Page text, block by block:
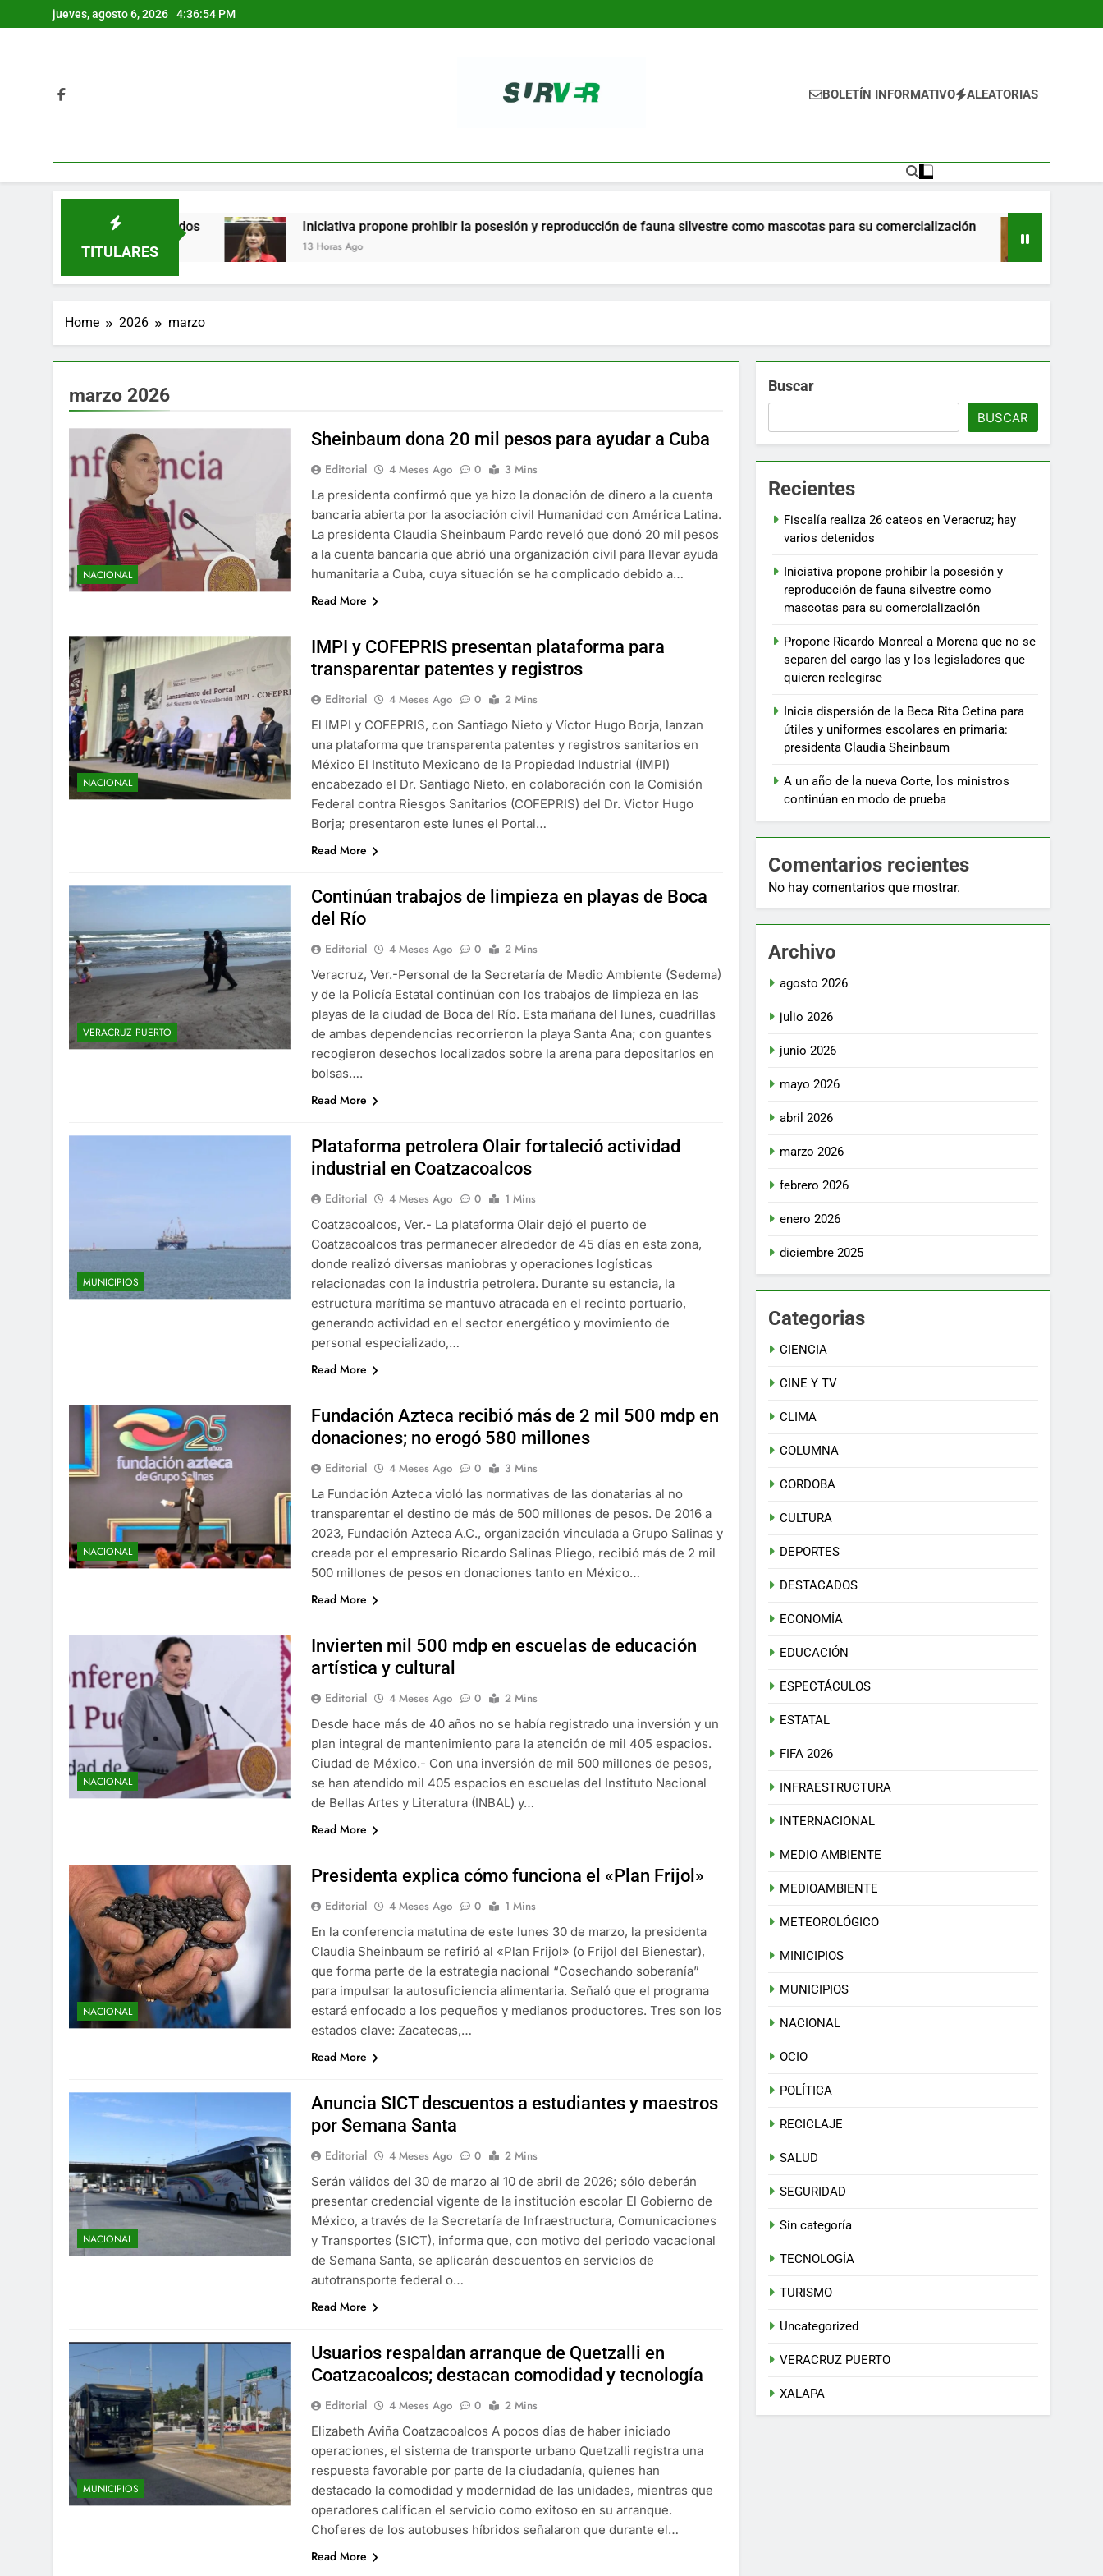
to
jueves, agosto 6, 2026 4:36:55 PM
SURVER
BOLETÍN INFORMATIVO ALEATORIAS
TITULARES
varios detenidos Iniciativa propone prohibir la posesión y reproducción de fauna silvestre como mascotas para su comercialización
13 Horas Ago 13 Horas Ago
Home 2026 marzo
marzo 2026
NACIONAL
Sheinbaum dona 20 mil pesos para ayudar a Cuba
Editorial 4 Meses Ago 0
3 Mins
La presidenta confirmó que ya hizo la donación de dinero a la cuenta
bancaria abierta por la asociación civil Humanidad con América Latina.
La presidenta Claudia Sheinbaum Pardo reveló que donó 20 mil pesos
a la cuenta bancaria que abrió una organización civil para llevar ayuda
humanitaria a Cuba, cuya situación se ha complicado debido a…
Read More
NACIONAL
IMPI y COFEPRIS presentan plataforma para
transparentar patentes y registros
Editorial 4 Meses Ago 0
2 Mins
El IMPI y COFEPRIS, con Santiago Nieto y Víctor Hugo Borja, lanzan
una plataforma que transparenta patentes y registros sanitarios en
México El Instituto Mexicano de la Propiedad Industrial (IMPI)
encabezado el Dr. Santiago Nieto, en colaboración con la Comisión
Federal contra Riesgos Sanitarios (COFEPRIS) del Dr. Victor Hugo
Borja; presentaron este lunes el Portal…
Read More
VERACRUZ PUERTO
Continúan trabajos de limpieza en playas de Boca
del Río
Editorial 4 Meses Ago 0
2 Mins
Veracruz, Ver.-Personal de la Secretaría de Medio Ambiente (Sedema)
y de la Policía Estatal continúan con los trabajos de limpieza en las
playas de la ciudad de Boca del Río. Esta mañana del lunes, cuadrillas
de ambas dependencias recorrieron la playa Santa Ana; con guantes
recogieron desechos localizados sobre la arena para depositarlos en
bolsas….
Read More
MUNICIPIOS
Plataforma petrolera Olair fortaleció actividad
industrial en Coatzacoalcos
Editorial 4 Meses Ago 0
1 Mins
Coatzacoalcos, Ver.- La plataforma Olair dejó el puerto de
Coatzacoalcos tras permanecer alrededor de 45 días en esta zona,
donde realizó diversas maniobras y operaciones logísticas
relacionadas con la industria petrolera. Durante su estancia, la
estructura marítima se mantuvo atracada en el recinto portuario,
generando actividad en el sector energético y movimiento de
personal especializado,…
Read More
NACIONAL
Fundación Azteca recibió más de 2 mil 500 mdp en
donaciones; no erogó 580 millones
Editorial 4 Meses Ago 0
3 Mins
La Fundación Azteca violó las normativas de las donatarias al no
transparentar el destino de más de 500 millones de pesos. De 2016 a
2023, Fundación Azteca A.C., organización vinculada a Grupo Salinas y
creada por el empresario Ricardo Salinas Pliego, recibió más de 2 mil
500 millones de pesos en donaciones tanto en México…
Read More
NACIONAL
Invierten mil 500 mdp en escuelas de educación
artística y cultural
Editorial 4 Meses Ago 0
2 Mins
Desde hace más de 40 años no se había registrado una inversión y un
plan integral de mantenimiento para la atención de mil 405 espacios.
Ciudad de México.- Con una inversión de mil 500 millones de pesos,
se han atendido mil 405 espacios en escuelas del Instituto Nacional
de Bellas Artes y Literatura (INBAL) y…
Read More
NACIONAL
Presidenta explica cómo funciona el «Plan Frijol»
Editorial 4 Meses Ago 0
1 Mins
En la conferencia matutina de este lunes 30 de marzo, la presidenta
Claudia Sheinbaum se refirió al «Plan Frijol» (o Frijol del Bienestar),
que forma parte de la estrategia nacional “Cosechando soberanía”
para impulsar la autosuficiencia alimentaria. Señaló que el programa
estará enfocado a los pequeños y medianos productores. Tres son los
estados clave: Zacatecas,…
Read More
NACIONAL
Anuncia SICT descuentos a estudiantes y maestros
por Semana Santa
Editorial 4 Meses Ago 0
2 Mins
Serán válidos del 30 de marzo al 10 de abril de 2026; sólo deberán
presentar credencial vigente de la institución escolar El Gobierno de
México, a través de la Secretaría de Infraestructura, Comunicaciones
y Transportes (SICT), informa que, con motivo del periodo vacacional
de Semana Santa, se aplicarán descuentos en servicios de
autotransporte federal o…
Read More
MUNICIPIOS
Usuarios respaldan arranque de Quetzalli en
Coatzacoalcos; destacan comodidad y tecnología
Editorial 4 Meses Ago 0
2 Mins
Elizabeth Aviña Coatzacoalcos A pocos días de haber iniciado
operaciones, el sistema de transporte urbano Quetzalli registra una
respuesta favorable por parte de la ciudadanía, quienes han
destacado la comodidad y modernidad de las unidades, mientras que
operadores califican el servicio como exitoso en su arranque.
Choferes de los autobuses híbridos señalaron que durante el…
Read More
Buscar
BUSCAR
Recientes
Fiscalía realiza 26 cateos en Veracruz; hay
varios detenidos
Iniciativa propone prohibir la posesión y
reproducción de fauna silvestre como
mascotas para su comercialización
Propone Ricardo Monreal a Morena que no se
separen del cargo las y los legisladores que
quieren reelegirse
Inicia dispersión de la Beca Rita Cetina para
útiles y uniformes escolares en primaria:
presidenta Claudia Sheinbaum
A un año de la nueva Corte, los ministros
continúan en modo de prueba
Comentarios recientes
No hay comentarios que mostrar.
Archivo
agosto 2026
julio 2026
junio 2026
mayo 2026
abril 2026
marzo 2026
febrero 2026
enero 2026
diciembre 2025
Categorias
CIENCIA
CINE Y TV
CLIMA
COLUMNA
CORDOBA
CULTURA
DEPORTES
DESTACADOS
ECONOMÍA
EDUCACIÓN
ESPECTÁCULOS
ESTATAL
FIFA 2026
INFRAESTRUCTURA
INTERNACIONAL
MEDIO AMBIENTE
MEDIOAMBIENTE
METEOROLÓGICO
MINICIPIOS
MUNICIPIOS
NACIONAL
OCIO
POLÍTICA
RECICLAJE
SALUD
SEGURIDAD
Sin categoría
TECNOLOGÍA
TURISMO
Uncategorized
VERACRUZ PUERTO
XALAPA